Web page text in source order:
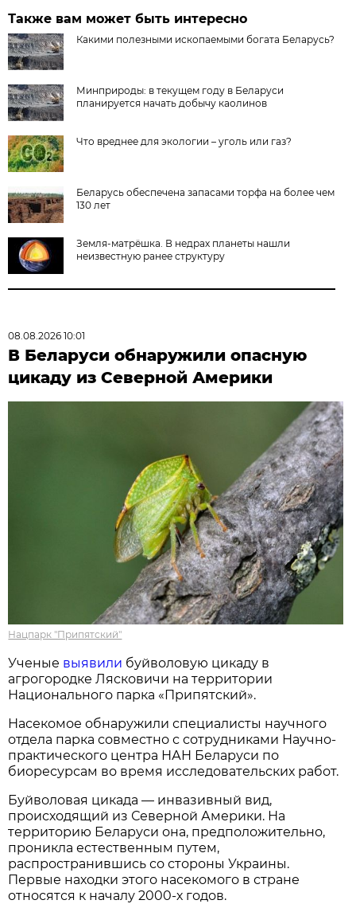
Также вам может быть интересно
Какими полезными ископаемыми богата Беларусь?
Минприроды: в текущем году в Беларуси
планируется начать добычу каолинов
Что вреднее для экологии – уголь или газ?
Беларусь обеспечена запасами торфа на более чем
130 лет
Земля-матрёшка. В недрах планеты нашли
неизвестную ранее структуру
08.08.2026 10:01
В Беларуси обнаружили опасную
цикаду из Северной Америки
Нацпарк "Припятский"
Ученые выявили буйволовую цикаду в
агрогородке Лясковичи на территории
Национального парка «Припятский».
Насекомое обнаружили специалисты научного
отдела парка совместно с сотрудниками Научно-
практического центра НАН Беларуси по
биоресурсам во время исследовательских работ.
Буйволовая цикада — инвазивный вид,
происходящий из Северной Америки. На
территорию Беларуси она, предположительно,
проникла естественным путем,
распространившись со стороны Украины.
Первые находки этого насекомого в стране
относятся к началу 2000-х годов.